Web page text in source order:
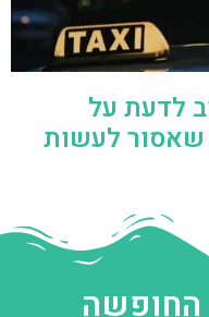
לדעת על
שאסור לעשות
החופשה